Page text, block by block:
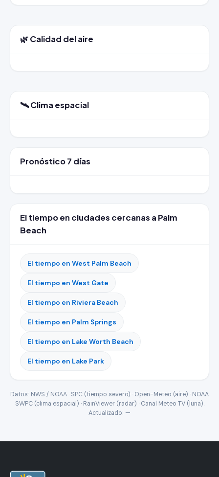
🌿 Calidad del aire
🛰️ Clima espacial
Pronóstico 7 días
El tiempo en ciudades cercanas a Palm
Beach
El tiempo en West Palm Beach
El tiempo en West Gate
El tiempo en Riviera Beach
El tiempo en Palm Springs
El tiempo en Lake Worth Beach
El tiempo en Lake Park
Datos: NWS / NOAA · SPC (tiempo severo) · Open-Meteo (aire) · NOAA
SWPC (clima espacial) · RainViewer (radar) · Canal Meteo TV (luna).
Actualizado: —